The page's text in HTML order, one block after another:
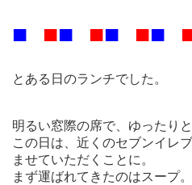
■ ■■ ■■ ■■
とある日のランチでした。
明るい窓際の席で、ゆったり
この日は、近くのセブンイレ
ませていただくことに。
まず運ばれてきたのはスープ